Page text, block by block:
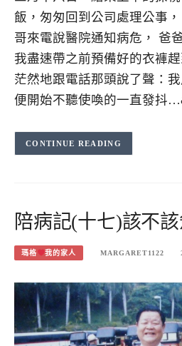
飯，匆匆回到公司處理公事
哥來電說醫院通知病危， 爸
我盡速帶之前預備好的衣褲
茫然地跟電話那頭說了聲：
便開始不聽使喚的一直發抖
CONTINUE READING
陪病記(十七)該不該
瑪格 我的家人 MARGARET1122